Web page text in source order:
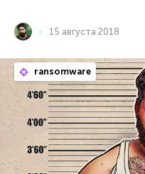
15 августа 2018
ransomware